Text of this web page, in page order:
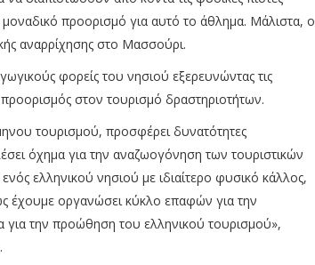
προορισμό για αυτό το άθλημα. Μάλιστα, ο
αναρρίχησης στο Μασσούρι.
φορείς του νησιού εξερευνώντας τις
στον τουρισμό δραστηριοτήτων.
τουρισμού, προσφέρει δυνατότητες
όχημα για την αναζωογόνηση των τουριστικών
ελληνικού νησιού με ιδιαίτερο φυσικό κάλλος,
έχουμε οργανώσει κύκλο επαφών για την
την προώθηση του ελληνικού τουρισμού»,